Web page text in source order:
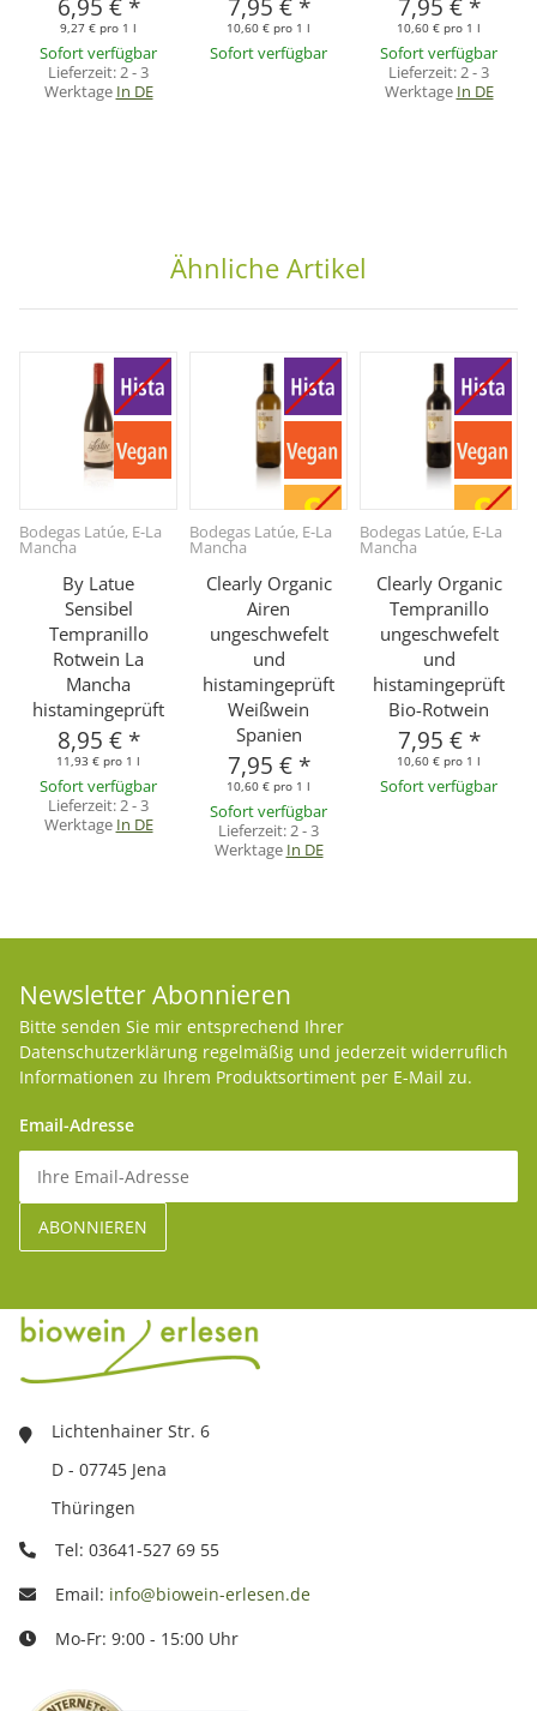
6,95 € *
9,27 € pro 1 l
Sofort verfügbar
Lieferzeit:2 - 3
Werktage In DE
7,95 € *
10,60 € pro 1 l
Sofort verfügbar
7,95 € *
10,60 € pro 1 l
Sofort verfügbar
Lieferzeit:2 - 3
Werktage In DE
Ähnliche Artikel
Bodegas Latúe, E-La
Mancha
By Latue
Sensibel
Tempranillo
Rotwein La
Mancha
histamingeprüft
8,95 € *
11,93 € pro 1 l
Sofort verfügbar
Lieferzeit:2 - 3
Werktage In DE
Bodegas Latúe, E-La
Mancha
Clearly Organic
Airen
ungeschwefelt
und
histamingeprüft
Weißwein
Spanien
7,95 € *
10,60 € pro 1 l
Sofort verfügbar
Lieferzeit:2 - 3
Werktage In DE
Bodegas Latúe, E-La
Mancha
Clearly Organic
Tempranillo
ungeschwefelt
und
histamingeprüft
Bio-Rotwein
7,95 € *
10,60 € pro 1 l
Sofort verfügbar
Newsletter Abonnieren
Bitte senden Sie mir entsprechend Ihrer
Datenschutzerklärung regelmäßig und jederzeit widerruflich
Informationen zu Ihrem Produktsortiment per E-Mail zu.
Email-Adresse
Lichtenhainer Str. 6
D - 07745 Jena
Thüringen
Tel: 03641-527 69 55
Email: info@biowein-erlesen.de
Mo-Fr: 9:00 - 15:00 Uhr